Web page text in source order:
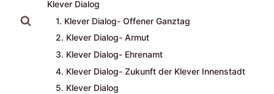
Klever Dialog
1. Klever Dialog- Offener Ganztag
2. Klever Dialog- Armut
3. Klever Dialog- Ehrenamt
4. Klever Dialog- Zukunft der Klever Innenstadt
5. Klever Dialog